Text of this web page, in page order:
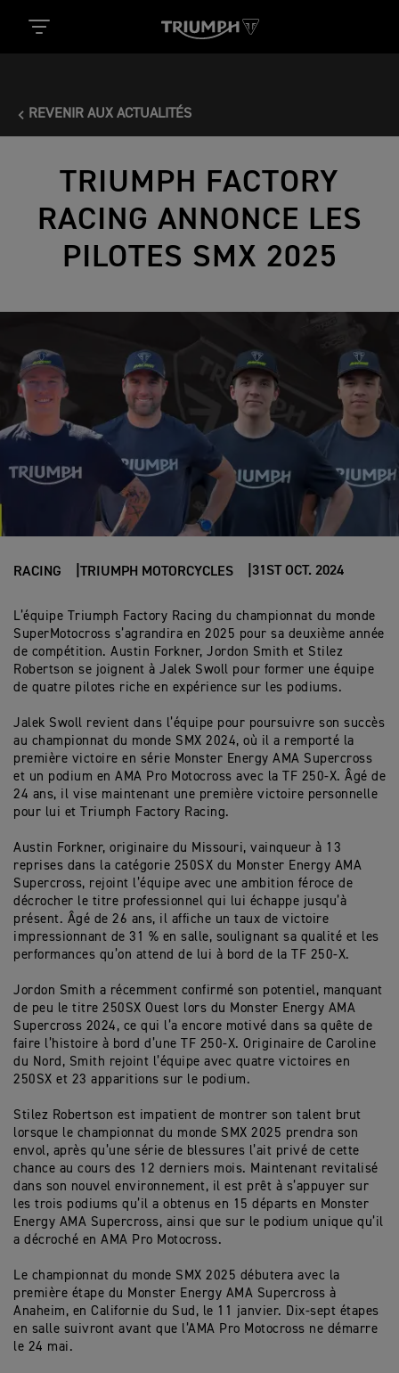
REVENIR AUX ACTUALITÉS
TRIUMPH FACTORY
RACING ANNONCE LES
PILOTES SMX 2025
RACING TRIUMPH MOTORCYCLES 31ST OCT. 2024
L’équipe Triumph Factory Racing du championnat du monde
SuperMotocross s’agrandira en 2025 pour sa deuxième année
de compétition. Austin Forkner, Jordon Smith et Stilez
Robertson se joignent à Jalek Swoll pour former une équipe
de quatre pilotes riche en expérience sur les podiums.
Jalek Swoll revient dans l’équipe pour poursuivre son succès
au championnat du monde SMX 2024, où il a remporté la
première victoire en série Monster Energy AMA Supercross
et un podium en AMA Pro Motocross avec la TF 250-X. Âgé de
24 ans, il vise maintenant une première victoire personnelle
pour lui et Triumph Factory Racing.
Austin Forkner, originaire du Missouri, vainqueur à 13
reprises dans la catégorie 250SX du Monster Energy AMA
Supercross, rejoint l’équipe avec une ambition féroce de
décrocher le titre professionnel qui lui échappe jusqu’à
présent. Âgé de 26 ans, il affiche un taux de victoire
impressionnant de 31 % en salle, soulignant sa qualité et les
performances qu’on attend de lui à bord de la TF 250-X.
Jordon Smith a récemment confirmé son potentiel, manquant
de peu le titre 250SX Ouest lors du Monster Energy AMA
Supercross 2024, ce qui l’a encore motivé dans sa quête de
faire l’histoire à bord d’une TF 250-X. Originaire de Caroline
du Nord, Smith rejoint l’équipe avec quatre victoires en
250SX et 23 apparitions sur le podium.
Stilez Robertson est impatient de montrer son talent brut
lorsque le championnat du monde SMX 2025 prendra son
envol, après qu’une série de blessures l’ait privé de cette
chance au cours des 12 derniers mois. Maintenant revitalisé
dans son nouvel environnement, il est prêt à s’appuyer sur
les trois podiums qu’il a obtenus en 15 départs en Monster
Energy AMA Supercross, ainsi que sur le podium unique qu’il
a décroché en AMA Pro Motocross.
Le championnat du monde SMX 2025 débutera avec la
première étape du Monster Energy AMA Supercross à
Anaheim, en Californie du Sud, le 11 janvier. Dix-sept étapes
en salle suivront avant que l’AMA Pro Motocross ne démarre
le 24 mai.